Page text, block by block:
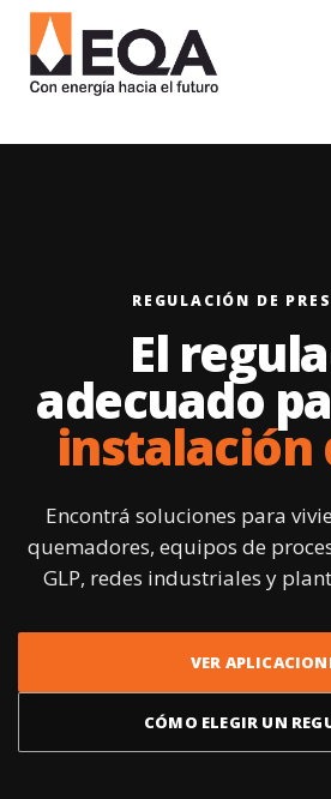
REGULACIÓN DE
El
adecuado
instalación
Encontrá soluciones para
quemadores, equipos de
GLP, redes industriales y
VER
CÓMO ELEGIR UN